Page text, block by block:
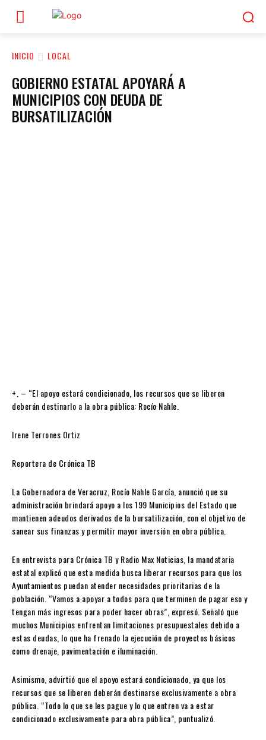
INICIO LOCAL
GOBIERNO ESTATAL APOYARÁ A
MUNICIPIOS CON DEUDA DE
BURSATILIZACIÓN
+. – “El apoyo estará condicionado, los recursos que se liberen
deberán destinarlo a la obra pública: Rocío Nahle.
Irene Terrones Ortiz
Reportera de Crónica TB
La Gobernadora de Veracruz, Rocío Nahle García, anunció que su
administración brindará apoyo a los 199 Municipios del Estado que
mantienen adeudos derivados de la bursatilización, con el objetivo de
sanear sus finanzas y permitir mayor inversión en obra pública.
En entrevista para Crónica TB y Radio Max Noticias, la mandataria
estatal explicó que esta medida busca liberar recursos para que los
Ayuntamientos puedan atender necesidades prioritarias de la
población. “Vamos a apoyar a todos para que terminen de pagar eso y
tengan más ingresos para poder hacer obras”, expresó. Señaló que
muchos Municipios enfrentan limitaciones presupuestales debido a
estas deudas, lo que ha frenado la ejecución de proyectos básicos
como drenaje, pavimentación e iluminación.
Asimismo, advirtió que el apoyo estará condicionado, ya que los
recursos que se liberen deberán destinarse exclusivamente a obra
pública. “Todo lo que se les pague y lo que entren va a estar
condicionado exclusivamente para obra pública”, puntualizó.